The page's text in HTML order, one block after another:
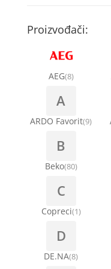
Ručice za vrata
Šarke za veš mašine
Stakla i okviri
Termostati i
Točkići za sudo
Kompresori za
Kondenz creva
Nosači za klimu
Ostali materijal
Proizvođači:
AEG(8)
A
ARDO Favorit(9)
B
Beko(80)
C
Copreci(1)
D
DE.NA(8)